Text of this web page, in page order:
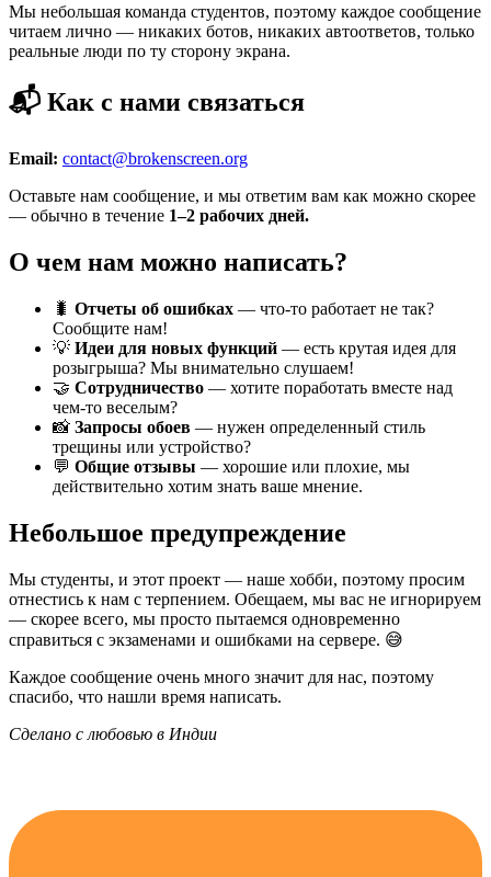
Мы небольшая команда студентов, поэтому каждое сообщение
читаем лично — никаких ботов, никаких автоответов, только
реальные люди по ту сторону экрана.
📬 Как с нами связаться
Email: contact@brokenscreen.org
Оставьте нам сообщение, и мы ответим вам как можно скорее
— обычно в течение 1–2 рабочих дней.
О чем нам можно написать?
🐛 Отчеты об ошибках — что-то работает не так?
Сообщите нам!
💡 Идеи для новых функций — есть крутая идея для
розыгрыша? Мы внимательно слушаем!
🤝 Сотрудничество — хотите поработать вместе над
чем-то веселым?
📸 Запросы обоев — нужен определенный стиль
трещины или устройство?
💬 Общие отзывы — хорошие или плохие, мы
действительно хотим знать ваше мнение.
Небольшое предупреждение
Мы студенты, и этот проект — наше хобби, поэтому просим
отнестись к нам с терпением. Обещаем, мы вас не игнорируем
— скорее всего, мы просто пытаемся одновременно
справиться с экзаменами и ошибками на сервере. 😅
Каждое сообщение очень много значит для нас, поэтому
спасибо, что нашли время написать.
Сделано с любовью в Индии